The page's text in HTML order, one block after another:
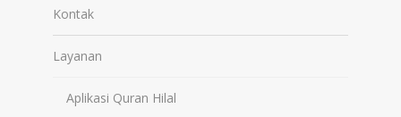
Kontak
Layanan
Aplikasi Quran Hilal